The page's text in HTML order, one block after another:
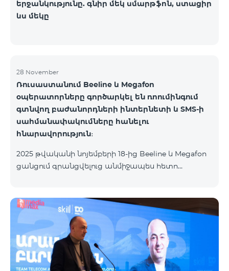
երջանկությունը. գնիր մեկ սմարթֆոն, ստացիր
ևս մեկը
28 November
Ռուսաստանում Beeline և Megafon
օպերատորները գործարկել են ռոումինգում
գտնվող բաժանորդների ինտերնետի և SMS-ի
սահմանափակումները հանելու
հնարավորություն։
2025 թվականի նոյեմբերի 18-ից Beeline և Megafon
ցանցում գրանցվելուց անմիջապես հետո
էջին։ Ստուգումը հաջողությամբ անցնելուց հետո
ինտերնետի և SMS ծառայությունների
հասանելիությունը վերականգնվում է ավտոմատ
կերպով։ Խնդրում ենք ուշադրություն դարձնել, որ
Captcha հղումն աշխատում է միայն
համապատասխան օպերատորի բջջային